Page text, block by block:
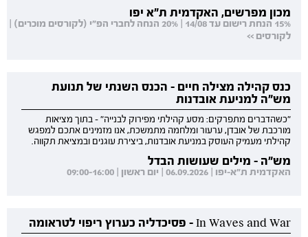
מכון מפרשים, האקדמית ת"א יפו
15% הנחת רישום עד 14/08 | 20% הנחה לחברי הפ"י (לקורסים מוכרים) |
לקורסים >>
כנס קהילה מצילה חיים - הכנס השנתי של תנועת
מש"ה למניעת אובדנות
"כשהדברים מתפרקים: מסע קהילתי מפירוק לבנייה" - בתוך מציאות
מורכבת של אובדן, ערעור ומלחמה מתמשכת, אנו מזמינים אתכם למפגש
קהילתי מעמיק העוסק במניעת אובדנות, ביצירת עוגנים ובמציאת תקווה.
מש"ה - מילים שעושות הבדל
האקדמית ת"א-יפו | 06.09.2026 | יום ראשון | 09:00-16:00
In Waves and War - פסיכדליה כערוץ ריפוי לטראומה